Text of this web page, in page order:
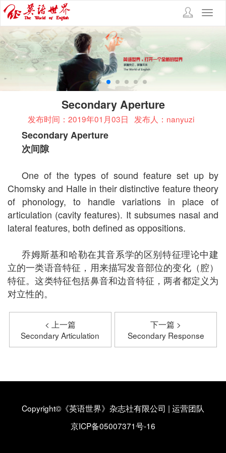
Secondary Aperture
发布时间：2019年01月03日 发布人：nanyuzi
Secondary Aperture
次间隙
One of the types of sound feature set up by
Chomsky and Halle in their distinctive feature theory
of phonology, to handle variations in place of
articulation (cavity features). It subsumes nasal and
lateral features, both defined as oppositions.
乔姆斯基和哈勒在其音系学的区别特征理论中建
立的一类语音特征，用来描写发音部位的变化（腔）
特征。这类特征包括鼻音和边音特征，两者都定义为
对立性的。
< 上一篇
Secondary Articulation
下一篇 >
Secondary Response
Copyright©《英语世界》杂志社有限公司 | 运营团队
京ICP备05007371号-16